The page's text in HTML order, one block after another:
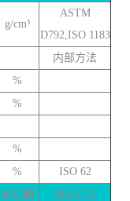
g/cm³
ASTM
D792,ISO 1183
内部方法
%
%
%
%
ISO 62
单位制
测试方法